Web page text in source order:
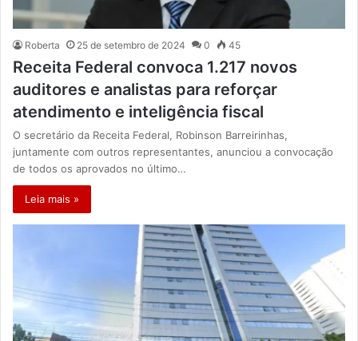
Roberta 25 de setembro de 2024 0 45
Receita Federal convoca 1.217 novos
auditores e analistas para reforçar
atendimento e inteligência fiscal
O secretário da Receita Federal, Robinson Barreirinhas,
juntamente com outros representantes, anunciou a convocação
de todos os aprovados no último…
Leia mais »